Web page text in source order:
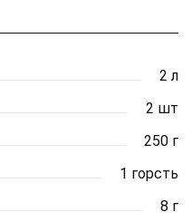
2 л
2 шт
250 г
1 горсть
8 г